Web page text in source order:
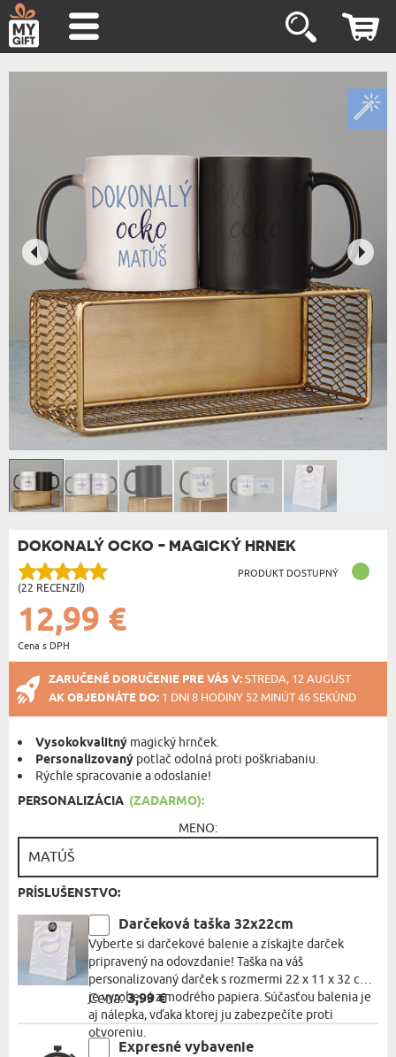
DOKONALÝ OCKO - MAGICKÝ HRNEK
(22 RECENZIÍ)
PRODUKT DOSTUPNÝ
12,99 €
Cena s DPH
ZARUČENÉ DORUČENIE PRE VÁS V:STREDA, 12 AUGUST
AK OBJEDNÁTE DO: 1 DNI 8 HODINY 52 MINÚT 46 SEKÚND
Vysokokvalitný magický hrnček.
Personalizovaný potlač odolná proti poškriabaniu.
Rýchle spracovanie a odoslanie!
PERSONALIZÁCIA (ZADARMO):
MENO:
PRÍSLUŠENSTVO:
Darčeková taška 32x22cm
Vyberte si darčekové balenie a získajte darček
pripravený na odovzdanie! Taška na váš
personalizovaný darček s rozmermi 22 x 11 x 32 cm
je vyrobená z modrého papiera. Súčasťou balenia je
aj nálepka, vďaka ktorej ju zabezpečíte proti
otvoreniu.
Cena:3,99 €
Expresné vybavenie